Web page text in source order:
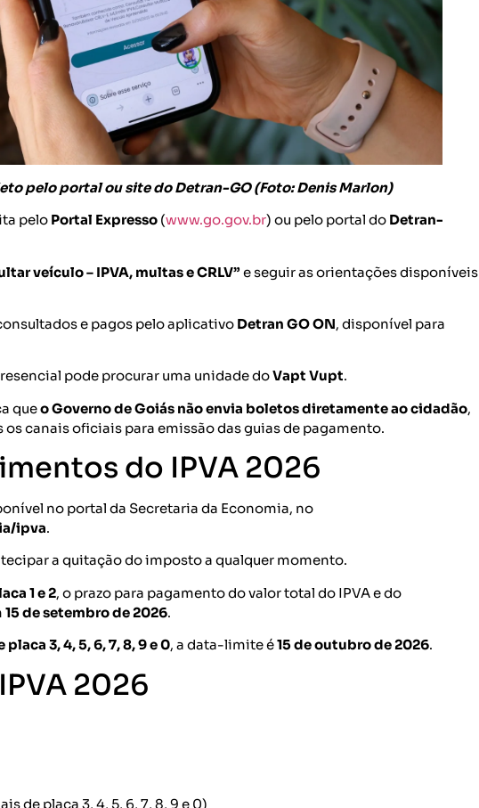
pelo portal ou site do Detran-GO (Foto: Denis Marlon)
pelo Portal Expresso (www.go.gov.br) ou pelo portal do Detran-
veículo – IPVA, multas e CRLV” e seguir as orientações disponíveis
e pagos pelo aplicativo Detran GO ON, disponível para
pode procurar uma unidade doVapt Vupt.
queo Governo de Goiás não envia boletos diretamente ao cidadão,
canais oficiais para emissão das guias de pagamento.
do IPVA 2026
no portal da Secretaria da Economia, no
ipva.
a quitação do imposto a qualquer momento.
1 e 2, o prazo para pagamento do valor total do IPVA e do
15 de setembro de 2026.
placa 3, 4, 5, 6, 7, 8, 9 e 0, a data-limite é15 de outubro de 2026.
2026
de placa 3, 4, 5, 6, 7, 8, 9 e 0)